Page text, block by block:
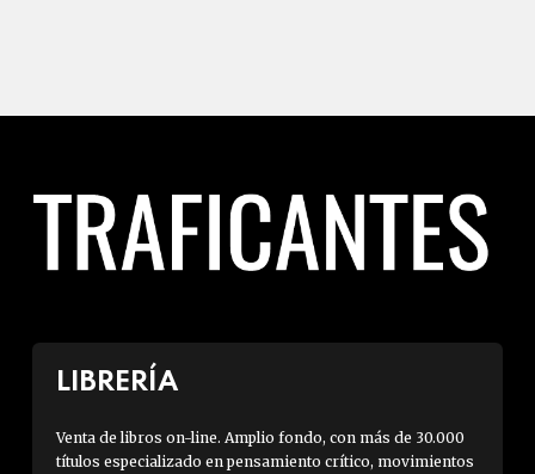
LIBRERÍA
Venta de libros on-line. Amplio fondo, con más de 30.000
títulos especializado en pensamiento crítico, movimientos